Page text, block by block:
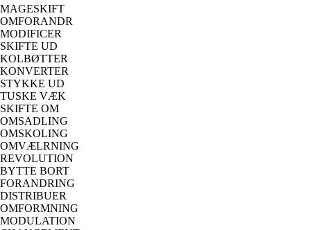
MAGESKIFT
OMFORANDR
MODIFICER
SKIFTE UD
KOLBØTTER
KONVERTER
STYKKE UD
TUSKE VÆK
SKIFTE OM
OMSADLING
OMSKOLING
OMVÆLRNING
REVOLUTION
BYTTE BORT
FORANDRING
DISTRIBUER
OMFORMNING
MODULATION